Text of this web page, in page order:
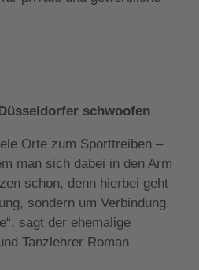
schwoofen
Orte zum Sporttreiben –
man sich dabei in den Arm
schon, denn hierbei geht
sondern um Verbindung.
sagt der ehemalige
Tanzlehrer Roman